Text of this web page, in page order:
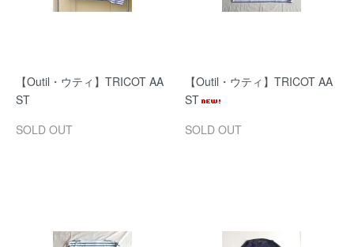
【Outil・ウティ】TRICOT AA
ST
SOLD OUT
【Outil・ウティ】TRICOT AA
ST
SOLD OUT